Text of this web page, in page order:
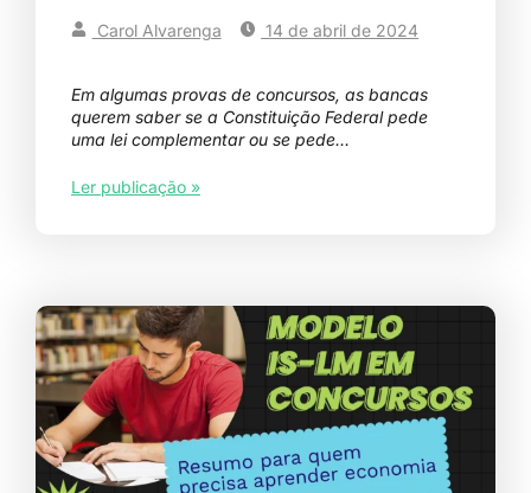
Carol Alvarenga 14 de abril de 2024
Em algumas provas de concursos, as bancas
querem saber se a Constituição Federal pede
uma lei complementar ou se pede…
Ler publicação »